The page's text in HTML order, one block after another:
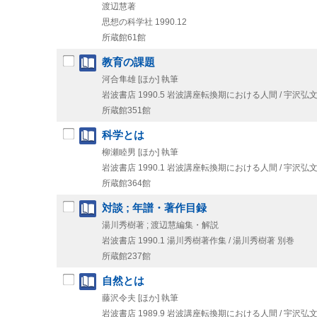
渡辺慧著
思想の科学社 1990.12
所蔵館61館
教育の課題
河合隼雄 [ほか] 執筆
岩波書店 1990.5 岩波講座転換期における人間 / 宇沢弘
所蔵館351館
科学とは
柳瀬睦男 [ほか] 執筆
岩波書店 1990.1 岩波講座転換期における人間 / 宇沢弘
所蔵館364館
対談 ; 年譜・著作目録
湯川秀樹著 ; 渡辺慧編集・解説
岩波書店 1990.1 湯川秀樹著作集 / 湯川秀樹著 別巻
所蔵館237館
自然とは
藤沢令夫 [ほか] 執筆
岩波書店 1989.9 岩波講座転換期における人間 / 宇沢弘